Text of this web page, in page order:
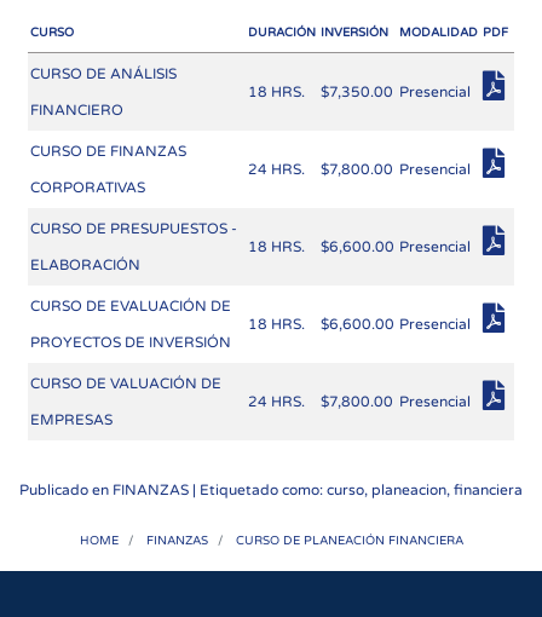
CURSO DURACIÓN INVERSIÓN MODALIDAD PDF
CURSO DE ANÁLISIS
FINANCIERO
18 HRS. $7,350.00 Presencial
CURSO DE FINANZAS
CORPORATIVAS
24 HRS. $7,800.00 Presencial
CURSO DE PRESUPUESTOS -
ELABORACIÓN
18 HRS. $6,600.00 Presencial
CURSO DE EVALUACIÓN DE
PROYECTOS DE INVERSIÓN
18 HRS. $6,600.00 Presencial
CURSO DE VALUACIÓN DE
EMPRESAS
24 HRS. $7,800.00 Presencial
Publicado en FINANZAS | Etiquetado como: curso, planeacion, financiera
HOME FINANZAS CURSO DE PLANEACIÓN FINANCIERA